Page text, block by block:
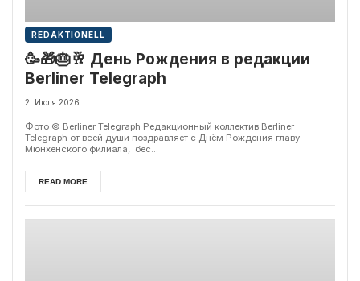
REDAKTIONELL
🥳🎁🎂🥂 День Рождения в редакции
Berliner Telegraph
2. Июля 2026
Фото © Berliner Telegraph Редакционный коллектив Berliner
Telegraph от всей души поздравляет с Днём Рождения главу
Мюнхенского филиала, бес...
READ MORE